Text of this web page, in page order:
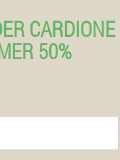
CARDIONE
50%